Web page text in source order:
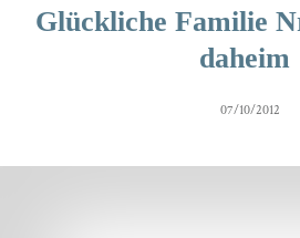
Glückliche Familie
daheim
07/10/2012